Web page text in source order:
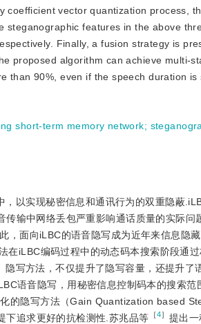
vector quantization process,
features in the above
Finally, a fusion strategy is
proposed algorithm can achieve multi-
than 90%, even if the speech duration is
short-term memory network;
，以实现秘密信息和通讯行为的双重隐蔽
输中网络丢包严重影响通话质量的实际问
，面向iLBC的语音隐写成为近年来信息隐
iLBC编码过程中的动态码本搜索阶段通过
写方法，不仅提升了隐写容量，还提升了
语音隐写，用秘密信息控制码本的搜索范
的隐写方法（Gain Quantization based
下追求更好的抗检测性.苏兆品等 ［4］ 提出